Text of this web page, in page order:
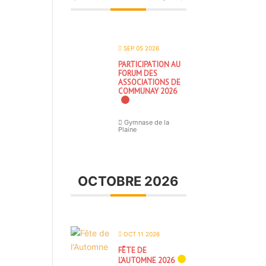
SEP 05 2026
PARTICIPATION AU
FORUM DES
ASSOCIATIONS DE
COMMUNAY 2026
Gymnase de la
Plaine
OCTOBRE 2026
OCT 11 2026
FÊTE DE
L’AUTOMNE 2026